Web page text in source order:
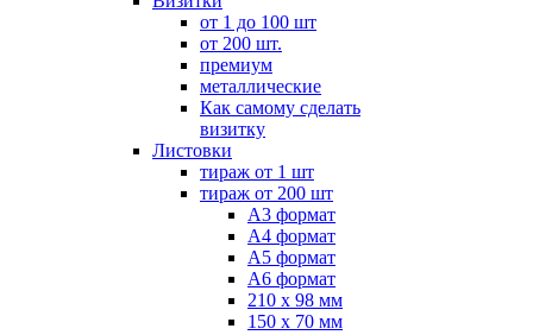
от 1 до 100 шт
от 200 шт.
премиум
металлические
Как самому сделать
визитку
Листовки
тираж от 1 шт
тираж от 200 шт
А3 формат
А4 формат
А5 формат
А6 формат
210 х 98 мм
150 х 70 мм